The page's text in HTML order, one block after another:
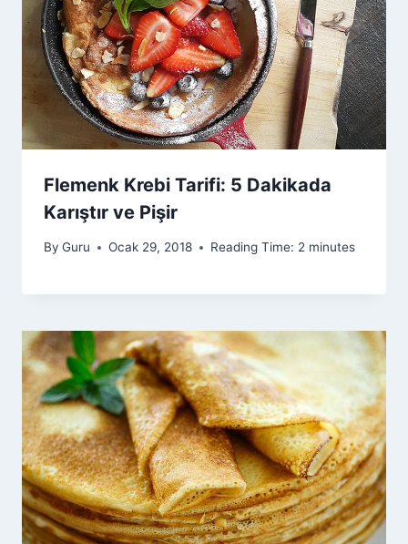
Flemenk Krebi Tarifi: 5 Dakikada
Karıştır ve Pişir
By Guru Ocak 29, 2018 Reading Time: 2 minutes